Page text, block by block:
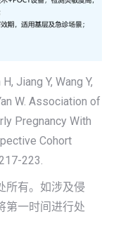
Jiang Y, Wang Y,
W. Association of
Pregnancy With
Cohort
223.
所有。如涉及侵
第一时间进行处